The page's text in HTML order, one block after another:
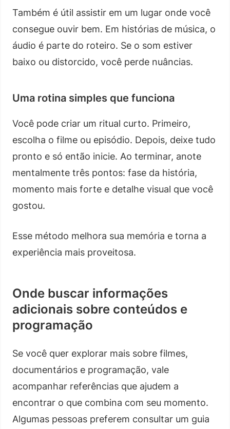
Também é útil assistir em um lugar onde você
consegue ouvir bem. Em histórias de música, o
áudio é parte do roteiro. Se o som estiver
baixo ou distorcido, você perde nuâncias.
Uma rotina simples que funciona
Você pode criar um ritual curto. Primeiro,
escolha o filme ou episódio. Depois, deixe tudo
pronto e só então inicie. Ao terminar, anote
mentalmente três pontos: fase da história,
momento mais forte e detalhe visual que você
gostou.
Esse método melhora sua memória e torna a
experiência mais proveitosa.
Onde buscar informações
adicionais sobre conteúdos e
programação
Se você quer explorar mais sobre filmes,
documentários e programação, vale
acompanhar referências que ajudem a
encontrar o que combina com seu momento.
Algumas pessoas preferem consultar um guia